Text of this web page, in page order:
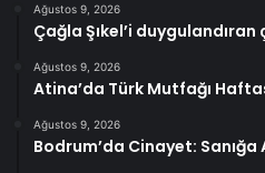
Ağustos 9, 2026
Çağla Şıkel’i duygulandıran
Ağustos 9, 2026
Atina’da Türk Mutfağı
Ağustos 9, 2026
Bodrum’da Cinayet: Sanığa